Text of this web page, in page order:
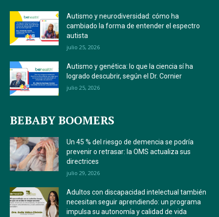
Autismo y neurodiversidad: cómo ha
cambiado la forma de entender el espectro
autista
julio 25, 2026
Autismo y genética: lo que la ciencia sí ha
logrado descubrir, según el Dr. Cornier
julio 25, 2026
BEBABY BOOMERS
Un 45 % del riesgo de demencia se podría
prevenir o retrasar: la OMS actualiza sus
directrices
julio 29, 2026
Adultos con discapacidad intelectual también
necesitan seguir aprendiendo: un programa
impulsa su autonomía y calidad de vida